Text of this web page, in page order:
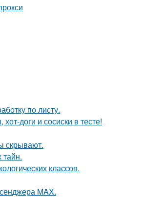
по листу.
доги и сосиски в тесте!
скрывают.
тайн.
классов.
MAX.